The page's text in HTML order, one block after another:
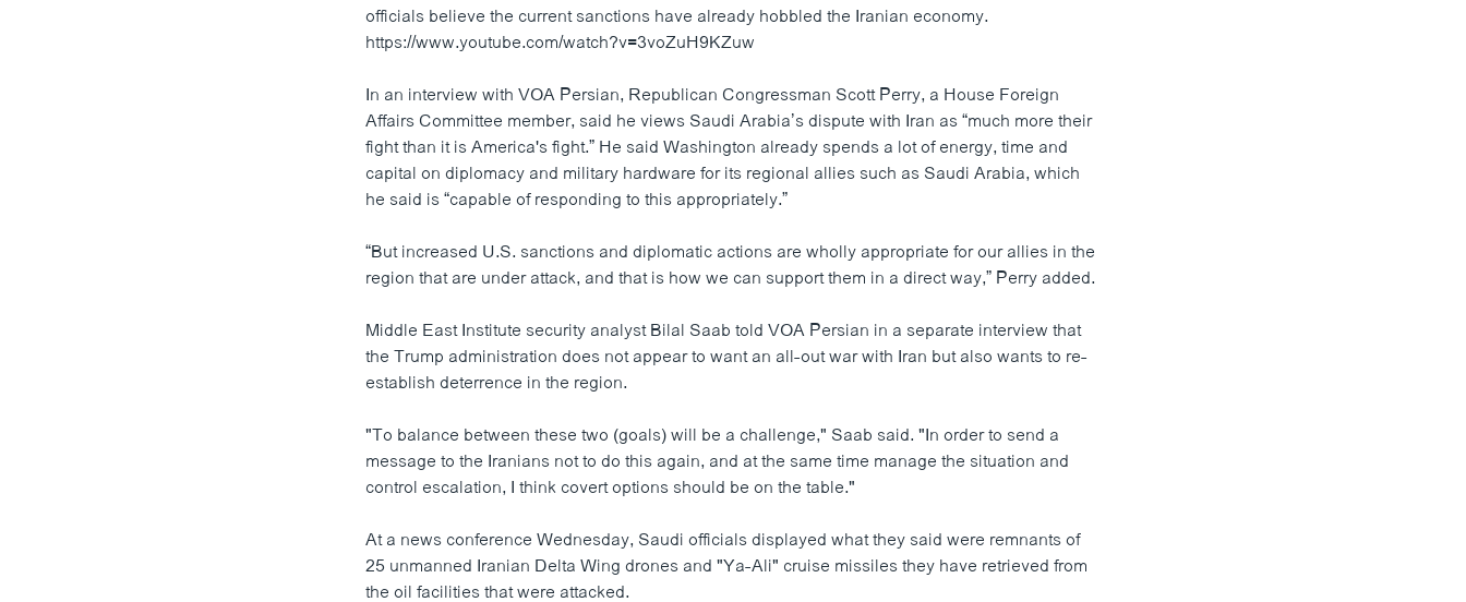
officials believe the current sanctions have already hobbled the Iranian economy.
https://www.youtube.com/watch?v=3voZuH9KZuw
In an interview with VOA Persian, Republican Congressman Scott Perry, a House Foreign
Affairs Committee member, said he views Saudi Arabia’s dispute with Iran as “much more their
fight than it is America's fight.” He said Washington already spends a lot of energy, time and
capital on diplomacy and military hardware for its regional allies such as Saudi Arabia, which
he said is “capable of responding to this appropriately.”
“But increased U.S. sanctions and diplomatic actions are wholly appropriate for our allies in the
region that are under attack, and that is how we can support them in a direct way,” Perry added.
Middle East Institute security analyst Bilal Saab told VOA Persian in a separate interview that
the Trump administration does not appear to want an all-out war with Iran but also wants to re-
establish deterrence in the region.
"To balance between these two (goals) will be a challenge," Saab said. "In order to send a
message to the Iranians not to do this again, and at the same time manage the situation and
control escalation, I think covert options should be on the table."
At a news conference Wednesday, Saudi officials displayed what they said were remnants of
25 unmanned Iranian Delta Wing drones and "Ya-Ali" cruise missiles they have retrieved from
the oil facilities that were attacked.